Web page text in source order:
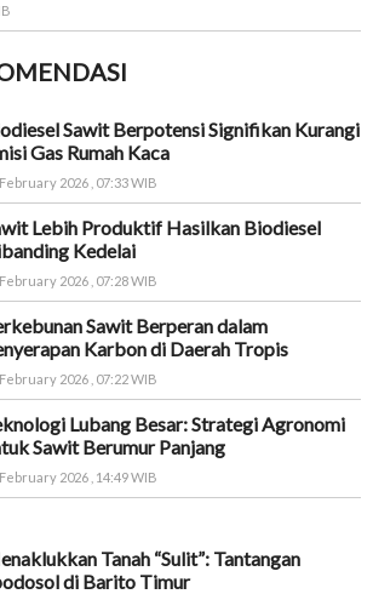
Sawit Berpotensi Signifikan Kurangi
Gas Rumah Kaca
2026 , 07:33 WIB
Lebih Produktif Hasilkan Biodiesel
Kedelai
2026 , 07:28 WIB
Sawit Berperan dalam
Karbon di Daerah Tropis
2026 , 07:22 WIB
Lubang Besar: Strategi Agronomi
Sawit Berumur Panjang
2026 , 14:49 WIB
Tanah “Sulit”: Tantangan
di Barito Timur